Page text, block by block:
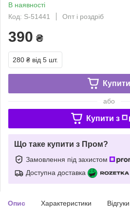
В наявності
Код: S-51441
Опт і роздріб
390 ₴
280 ₴ від 5 шт.
Купити
або
Купити з
Що таке купити з Пром?
Замовлення під захистом
Доступна доставка
Опис Характеристики